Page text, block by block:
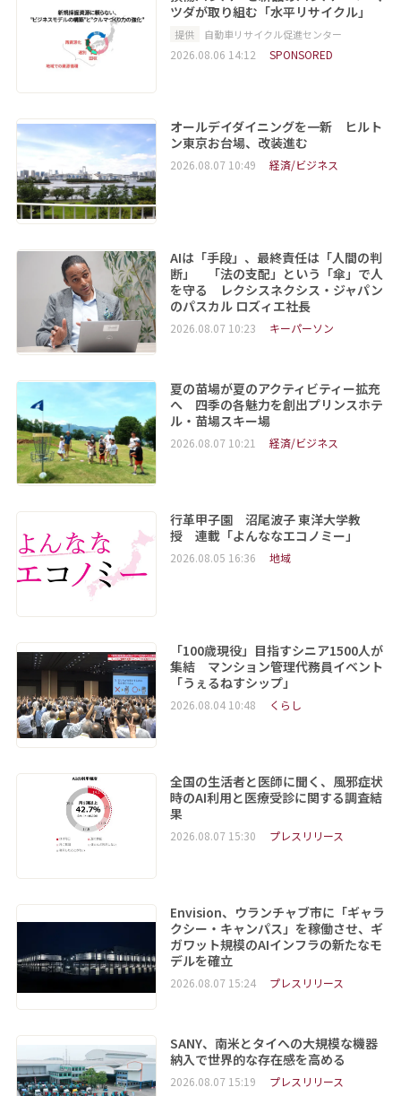
ツダが取り組む「水平リサイクル」
提供 自動車リサイクル促進センター
2026.08.06 14:12 SPONSORED
オールデイダイニングを一新 ヒルト
ン東京お台場、改装進む
2026.08.07 10:49 経済/ビジネス
AIは「手段」、最終責任は「人間の判
断」 「法の支配」という「傘」で人
を守る レクシスネクシス・ジャパン
のパスカル ロズィエ社長
2026.08.07 10:23 キーパーソン
夏の苗場が夏のアクティビティー拡充
へ 四季の各魅力を創出プリンスホテ
ル・苗場スキー場
2026.08.07 10:21 経済/ビジネス
行革甲子園 沼尾波子 東洋大学教
授 連載「よんななエコノミー」
2026.08.05 16:36 地域
「100歳現役」目指すシニア1500人が
集結 マンション管理代務員イベント
「うぇるねすシップ」
2026.08.04 10:48 くらし
全国の生活者と医師に聞く、風邪症状
時のAI利用と医療受診に関する調査結
果
2026.08.07 15:30 プレスリリース
Envision、ウランチャブ市に「ギャラ
クシー・キャンパス」を稼働させ、ギ
ガワット規模のAIインフラの新たなモ
デルを確立
2026.08.07 15:24 プレスリリース
SANY、南米とタイへの大規模な機器
納入で世界的な存在感を高める
2026.08.07 15:19 プレスリリース